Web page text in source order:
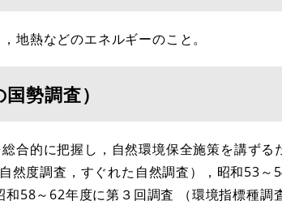
地熱などのエネルギーのこと。
勢調査）
合的に把握し，自然環境保全施策を講ずる
然度調査，すぐれた自然調査），昭和53～
58～62年度に第３回調査 （環境指標種調